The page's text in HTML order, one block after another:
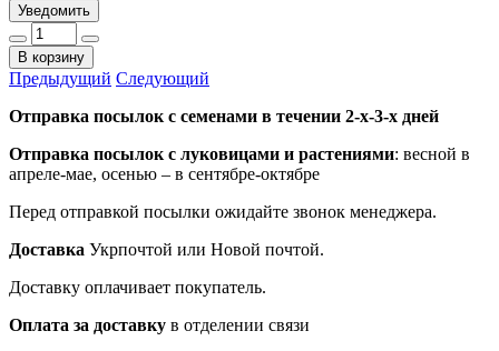
Уведомить
В корзину
Предыдущий Следующий
Отправка посылок с семенами в течении 2-х-3-х дней
Отправка посылок с луковицами и растениями: весной в
апреле-мае, осенью – в сентябре-октябре
Перед отправкой посылки ожидайте звонок менеджера.
Доставка Укрпочтой или Новой почтой.
Доставку оплачивает покупатель.
Оплата за доставку в отделении связи